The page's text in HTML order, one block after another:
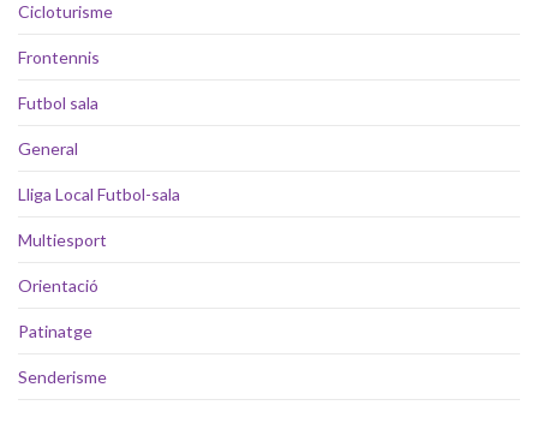
Cicloturisme
Frontennis
Futbol sala
General
Lliga Local Futbol-sala
Multiesport
Orientació
Patinatge
Senderisme